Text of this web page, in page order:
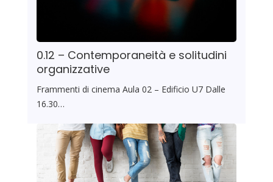
0.12 – Contemporaneità e solitudini
organizzative
Frammenti di cinema Aula 02 – Edificio U7 Dalle
16.30…